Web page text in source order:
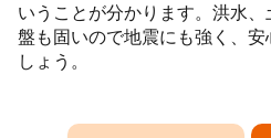
いうことが分かります。洪水
盤も固いので地震にも強く、
しょう。